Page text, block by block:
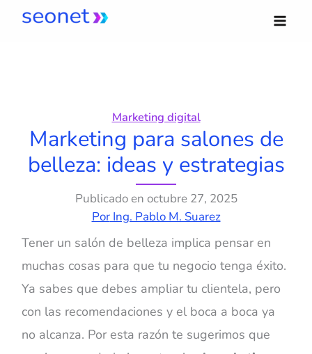
Marketing digital
Marketing para salones de
belleza: ideas y estrategias
Publicado en octubre 27, 2025
PorIng. Pablo M. Suarez
Tener un salón de belleza implica pensar en
muchas cosas para que tu negocio tenga éxito.
Ya sabes que debes ampliar tu clientela, pero
con las recomendaciones y el boca a boca ya
no alcanza. Por esta razón te sugerimos que